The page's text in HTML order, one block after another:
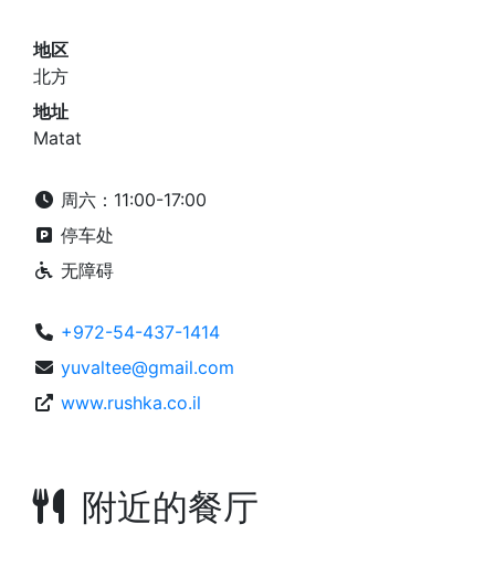
地区
北方
地址
Matat
周六：11:00-17:00
停车处
无障碍
+972-54-437-1414
yuvaltee@gmail.com
www.rushka.co.il
附近的餐厅